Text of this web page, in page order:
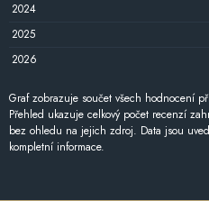
2024
2025
2026
Graf zobrazuje součet všech hodnocení
Přehled ukazuje celkový počet recenzí
bez ohledu na jejich zdroj. Data jsou
kompletní informace.